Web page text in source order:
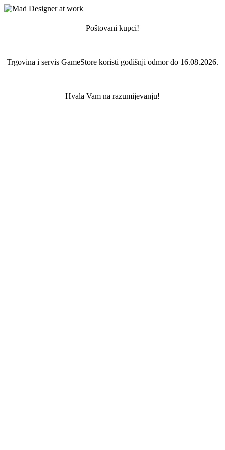
Poštovani kupci!
Trgovina i servis GameStore koristi godišnji odmor do 16.08.2026.
Hvala Vam na razumijevanju!